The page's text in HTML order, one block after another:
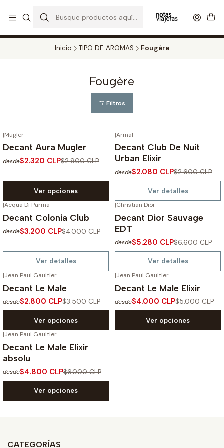
TODOS LOS DECANTS
Inicio TIPO DE AROMAS Fougère
Fougère
Filtros
-20%
|Mugler
Decant Aura Mugler
desde$2.320 CLP$2.900 CLP
Ver opciones
-20%
No disponible
|Armaf
Decant Club De Nuit
Urban Elixir
desde$2.080 CLP$2.600 CLP
Ver detalles
-20%
No disponible
|Acqua Di Parma
Decant Colonia Club
desde$3.200 CLP$4.000 CLP
Ver detalles
No disponible
|Christian Dior
Decant Dior Sauvage
EDT
desde$5.280 CLP$6.600 CLP
Ver detalles
-20%OFF
|Jean Paul Gaultier
Decant Le Male
desde$2.800 CLP$3.500 CLP
Ver opciones
-20%OFF
|Jean Paul Gaultier
Decant Le Male Elixir
desde$4.000 CLP$5.000 CLP
Ver opciones
|Jean Paul Gaultier
Decant Le Male Elixir
absolu
desde$4.800 CLP$6.000 CLP
Ver opciones
CATEGORÍAS